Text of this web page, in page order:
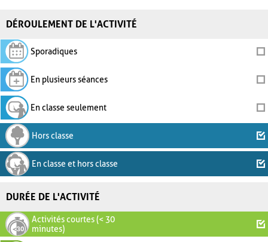
DÉROULEMENT DE L'ACTIVITÉ
Sporadiques
En plusieurs séances
En classe seulement
Hors classe
En classe et hors classe
DURÉE DE L'ACTIVITÉ
Activités courtes (< 30
minutes)